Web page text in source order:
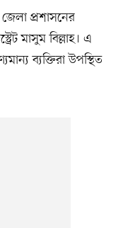
প্রশাসনের
মাসুম বিল্লাহ। এ
ব্যক্তিরা উপস্থিত